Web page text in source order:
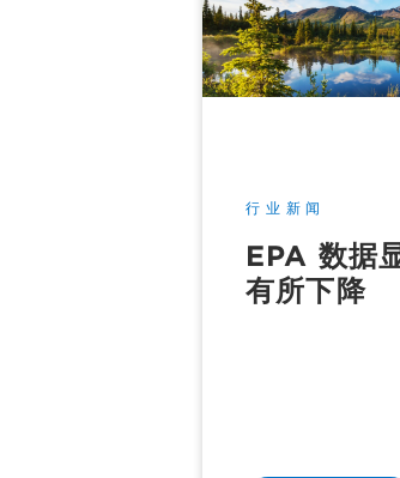
行业新闻
EPA 数据
有所下降